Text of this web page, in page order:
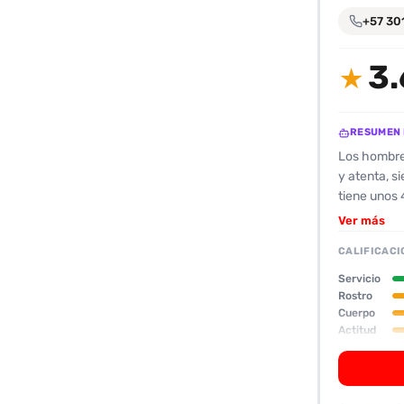
+57
★
RESUMEN
Los
y atenta,
tiene unos
percibe de
“mona”,
incluye
tiene aire
prefieren
indicando
una
contacto
Ver más
Servicio
Rostro
Cuerpo
Actitud